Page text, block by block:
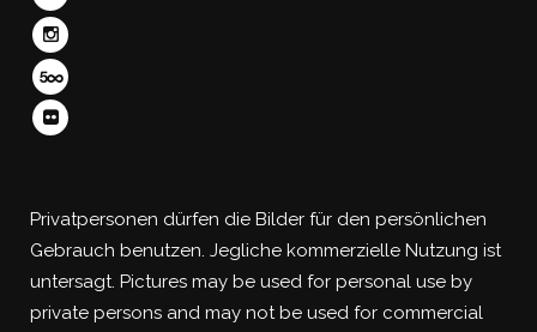
Privatpersonen dürfen die Bilder für den persönlichen
Gebrauch benutzen. Jegliche kommerzielle Nutzung ist
untersagt. Pictures may be used for personal use by
private persons and may not be used for commercial